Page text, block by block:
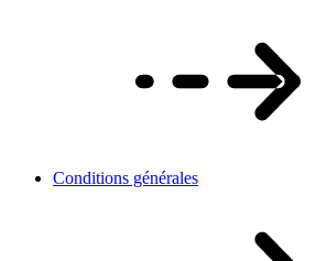
Conditions générales